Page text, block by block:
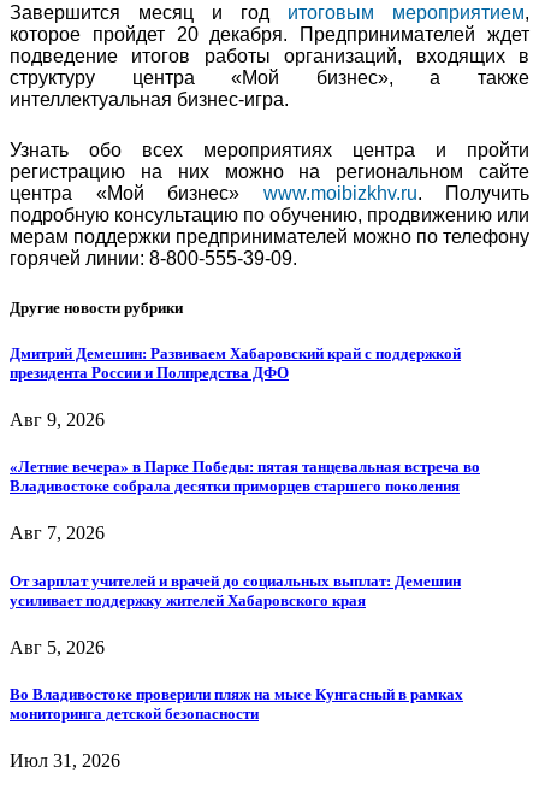
Завершится месяц и год итоговым мероприятием,
которое пройдет 20 декабря. Предпринимателей ждет
подведение итогов работы организаций, входящих в
структуру центра «Мой бизнес», а также
интеллектуальная бизнес-игра.
Узнать обо всех мероприятиях центра и пройти
регистрацию на них можно на региональном сайте
центра «Мой бизнес» www.moibizkhv.ru. Получить
подробную консультацию по обучению, продвижению или
мерам поддержки предпринимателей можно по телефону
горячей линии: 8-800-555-39-09.
Другие новости рубрики
Дмитрий Демешин: Развиваем Хабаровский край с поддержкой
президента России и Полпредства ДФО
Авг 9, 2026
«Летние вечера» в Парке Победы: пятая танцевальная встреча во
Владивостоке собрала десятки приморцев старшего поколения
Авг 7, 2026
От зарплат учителей и врачей до социальных выплат: Демешин
усиливает поддержку жителей Хабаровского края
Авг 5, 2026
Во Владивостоке проверили пляж на мысе Кунгасный в рамках
мониторинга детской безопасности
Июл 31, 2026